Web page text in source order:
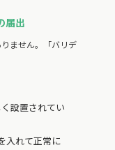
届出
ません。「バリデ
設置されてい
入れて正常に